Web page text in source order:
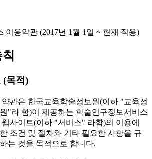
이용약관 (2017년 1월 1일 ~ 현재 적용)
(목적)
약관은 한국교육학술정보원(이하 "교육정
"라 함)이 제공하는 학술연구정보서비스
웹사이트(이하 "서비스" 라함)의 이용에
조건 및 절차와 기타 필요한 사항을 규
는 것을 목적으로 합니다.